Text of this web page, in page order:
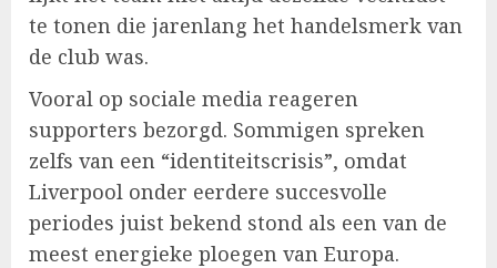
te tonen die jarenlang het handelsmerk van
de club was.
Vooral op sociale media reageren
supporters bezorgd. Sommigen spreken
zelfs van een “identiteitscrisis”, omdat
Liverpool onder eerdere succesvolle
periodes juist bekend stond als een van de
meest energieke ploegen van Europa.